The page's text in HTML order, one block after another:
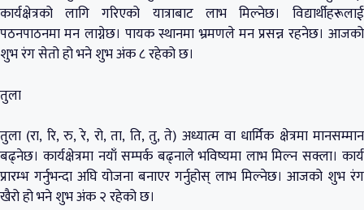
कार्यक्षेत्रको लागि गरिएको यात्राबाट लाभ मिल्नेछ। विद्यार्थीहरूलाई
पठनपाठनमा मन लाग्नेछ। पायक स्थानमा भ्रमणले मन प्रसन्न रहनेछ। आजको
शुभ रंग सेतो हो भने शुभ अंक ८ रहेको छ।
तुला
तुला (रा, रि, रु, रे, रो, ता, ति, तु, ते) अध्यात्म वा धार्मिक क्षेत्रमा मानसम्मान
बढ्नेछ। कार्यक्षेत्रमा नयाँ सम्पर्क बढ्नाले भविष्यमा लाभ मिल्न सक्ला। कार्य
प्रारम्भ गर्नुभन्दा अघि योजना बनाएर गर्नुहोस् लाभ मिल्नेछ। आजको शुभ रंग
खैरो हो भने शुभ अंक २ रहेको छ।